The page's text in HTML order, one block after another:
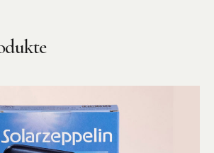
dutch Kuscheltiere
Kraul Spielzeug
Dampfmaschinen